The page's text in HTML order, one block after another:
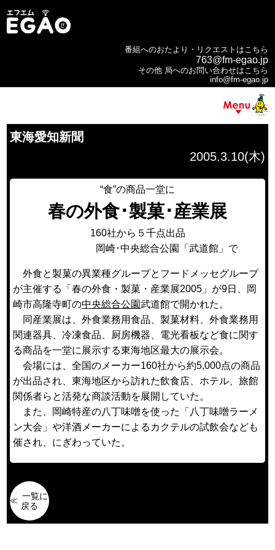
番組へのおたより・リクエストはこちら
763@fm-egao.jp
その他 局へのお問い合わせはこちら
info@fm-egao.jp
東海愛知新聞
2005.3.10(木)
“食”の商品一堂に
春の外食･製菓･産業展
160社から５千点出品
岡崎･中央総合公園「武道館」で
外食と製菓の異業種グループとフードメッセグループ
が主催する「春の外食・製菓・産業展2005」が9日、岡
崎市高隆寺町の中央総合公園武道館で開かれた。
同産業展は、外食業務用食品、製菓材料、外食業務用
関連器具、冷凍食品、厨房機器、電光看板など食に関す
る商品を一堂に展示する東海地区最大の展示会。
会場には、全国のメーカー160社から約5,000点の商品
が出品され、東海地区から訪れた飲食店、ホテル、旅館
関係者らと活発な商談活動を展開していた。
また、岡崎特産の八丁味噌を使った「八丁味噌ラーメ
ン大会」や洋酒メーカーによるカクテルの試飲会なども
催され、にぎわっていた。
一覧に
戻る